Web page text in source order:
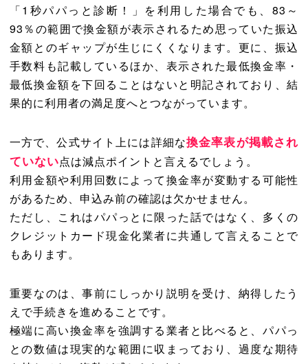
「1秒パパっと診断！」を利用した場合でも、83～
93％の範囲で換金額が表示されるため思っていた振込
金額とのギャップが生じにくくなります。更に、振込
手数料も記載しているほか、表示された最低換金率・
最低換金額を下回ることはないと明記されており、結
果的に利用者の満足度へとつながっています。
一方で、公式サイト上には詳細な換金率表が掲載され
ていない点は減点ポイントと言えるでしょう。
利用金額や利用回数によって換金率が変動する可能性
があるため、申込み前の確認は欠かせません。
ただし、これはパパっとに限った話ではなく、多くの
クレジットカード現金化業者に共通して言えることで
もあります。
重要なのは、事前にしっかり説明を受け、納得したう
えで手続きを進めることです。
極端に高い換金率を強調する業者と比べると、パパっ
との数値は現実的な範囲に収まっており、過度な期待